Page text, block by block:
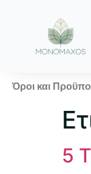
Όροι και
5